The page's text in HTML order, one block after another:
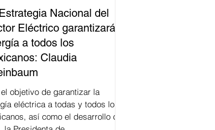
Nacional del
Eléctrico garantizará
a todos los
Claudia
objetivo de garantizar la
eléctrica a todas y todos los
así como el desarrollo del